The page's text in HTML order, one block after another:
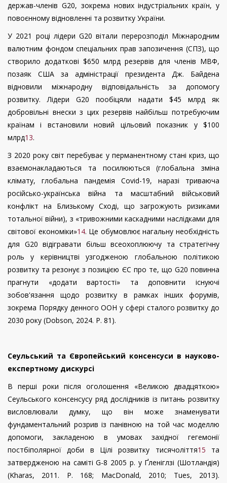
держав-членів G20, зокрема нових індустріальних країн, у
повоєнному відновленні та розвитку України.
У 2021 році лідериG20 вітали перерозподіл Міжнародним
валютним фондом спеціальних прав запозичення (СПЗ), що
створило додаткові $650 млрд резервів для членів МВФ,
позаяк США за адміністрації президента Дж.
Байдена
відновили міжнародну відповідальність за допомогу
розвитку. ЛідериG20 пообіцяли надати $45 млрд як
добровільні внески з цих резервів найбільш потребуючим
країнам і встановили новий цільовий показник у $100
млрд13.
З 2020 року світ перебуває у перманентному стані криз, що
взаємонакладаються та посилюються (глобальна зміна
клімату, глобальна пандемія Covid-19, наразі триваюча
російсько-українська війна та масштабний військовий
конфлікт на Близькому Сході, що загрожують ризиками
тотальної війни), з «тривожними каскадними наслідками для
світової економіки»14. Це обумовлює нагальну необхідність
для G20 відігравати більш всеохоплюючу та стратегічну
роль у керівництві узгодженою глобальною політикою
розвитку та резонує з позицією ЄС про те, що G20 повинна
прагнути «додати вартості» та доповнити існуючі
зобов'язання щодо розвитку в рамках інших форумів,
зокрема Порядку денного ООН у сфері сталого розвитку до
2030 року (Dobson, 2024. P. 81).
Сеульський та Європейський консенсуси в науково-
експертному дискурсі
В перші роки після оголошення «Великою двадцяткою»
Сеульського консенсусу ряд дослідників із питань розвитку
висловлювали думку, що він може знаменувати
фундаментальний розрив із панівною на той час моделлю
допомоги, закладеною в умовах західної гегемонії
постбіполярної доби в Цілі розвитку тисячоліття15 та
затвердженою на саміті G-8 2005 р. у Ґленіглзі (Шотландія)
(Kharas, 2011. P. 168; MacDonald, 2010; Tues, 2013).